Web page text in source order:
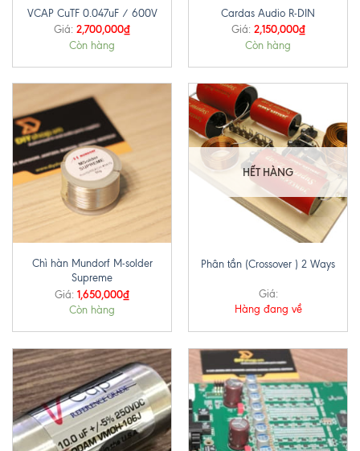
VCAP CuTF 0.047uF / 600V
Giá: 2,700,000₫
Còn hàng
Cardas Audio R-DIN
Giá: 2,150,000₫
Còn hàng
Chì hàn Mundorf M-solder
Supreme
Giá: 1,650,000₫
Còn hàng
HẾT HÀNG
Phân tần (Crossover ) 2 Ways
Giá:
Hàng đang về